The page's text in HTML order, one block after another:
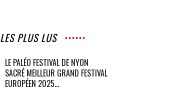
LES PLUS LUS
LE PALÉO FESTIVAL DE NYON
SACRÉ MEILLEUR GRAND FESTIVAL
EUROPÉEN 2025...